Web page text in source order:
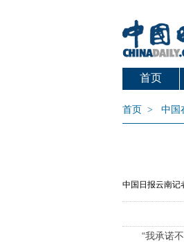
首页
首页 > 中国
中国日报云南记
“我承诺